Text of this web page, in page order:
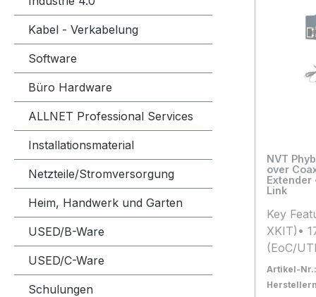
Kabel - Verkabelung
Software
Büro Hardware
ALLNET Professional Services
Installationsmaterial
Netzteile/Stromversorgung
Heim, Handwerk und Garten
USED/B-Ware
USED/C-Ware
Schulungen
Daten
NVT
over
Extender
Link
Key
XKIT)•
(EoC/
Link (50
1 NV-
Artikel-Nr.: